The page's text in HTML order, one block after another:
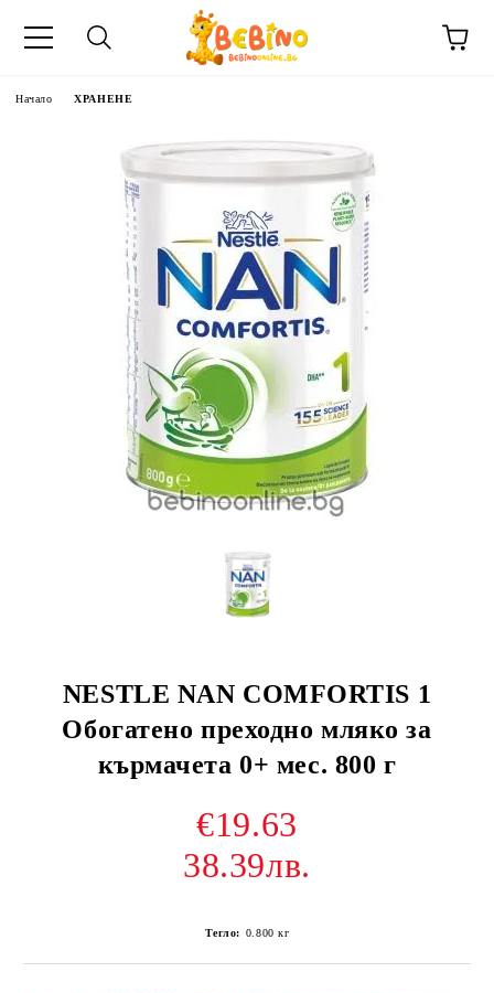
Начало ХРАНЕНЕ
NESTLE NAN COMFORTIS 1
Обогатено преходно мляко за
кърмачета 0+ мес. 800 г
€19.63
38.39лв.
Тегло: 0.800 кг